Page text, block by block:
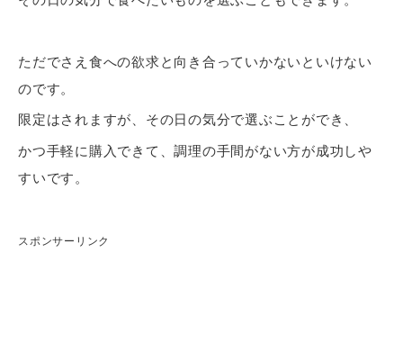
ただでさえ食への欲求と向き合っていかないといけない
のです。
限定はされますが、その日の気分で選ぶことができ、
かつ手軽に購入できて、調理の手間がない方が成功しや
すいです。
スポンサーリンク